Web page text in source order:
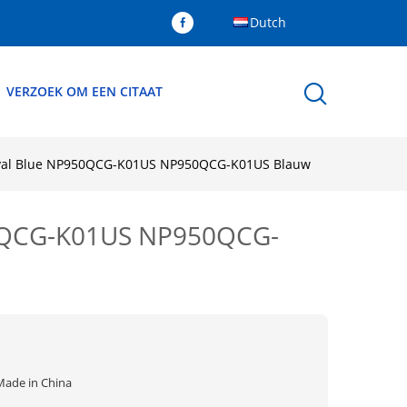
Dutch
VERZOEK OM EEN CITAAT
Blue NP950QCG-K01US NP950QCG-K01US Blauw
K01US NP950QCG-
in China